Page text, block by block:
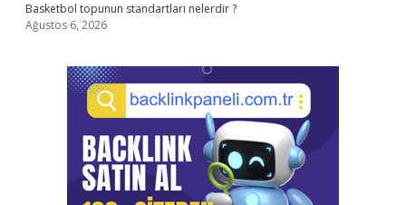
Basketbol topunun standartları nelerdir ?
Ağustos 6, 2026